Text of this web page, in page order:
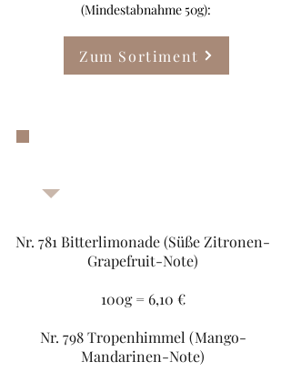
(Mindestabnahme 50g):
Zum Sortiment
Nr. 781 Bitterlimonade (Süße Zitronen-
Grapefruit-Note)
100g = 6,10 €
Nr. 798 Tropenhimmel (Mango-
Mandarinen-Note)